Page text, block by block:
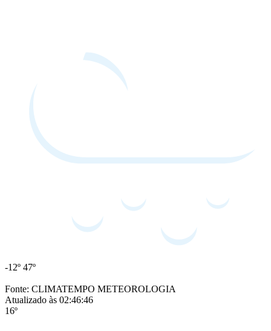
-12º 47º
Fonte: CLIMATEMPO METEOROLOGIA
Atualizado às 02:46:46
16º